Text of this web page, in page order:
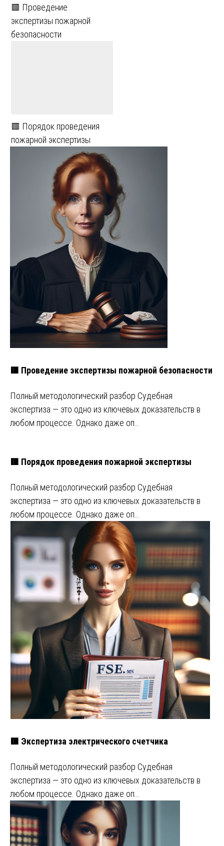
🟥 Проведение
экспертизы пожарной
безопасности
🟥 Порядок проведения
пожарной экспертизы
🟥 Проведение экспертизы пожарной безопасности
Полный методологический разбор Судебная
экспертиза — это одно из ключевых доказательств в
любом процессе. Однако даже оп…
🟥 Порядок проведения пожарной экспертизы
Полный методологический разбор Судебная
экспертиза — это одно из ключевых доказательств в
любом процессе. Однако даже оп…
🟥 Экспертиза электрического счетчика
Полный методологический разбор Судебная
экспертиза — это одно из ключевых доказательств в
любом процессе. Однако даже оп…